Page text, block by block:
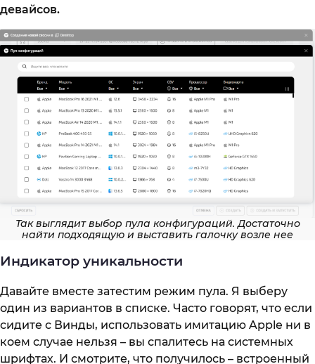
девайсов.
Так выглядит выбор пула конфигураций. Достаточно
найти подходящую и выставить галочку возле нее
Индикатор уникальности
Давайте вместе затестим режим пула. Я выберу
один из вариантов в списке. Часто говорят, что если
сидите с Винды, использовать имитацию Apple ни в
коем случае нельзя – вы спалитесь на системных
шрифтах. И смотрите, что получилось – встроенный